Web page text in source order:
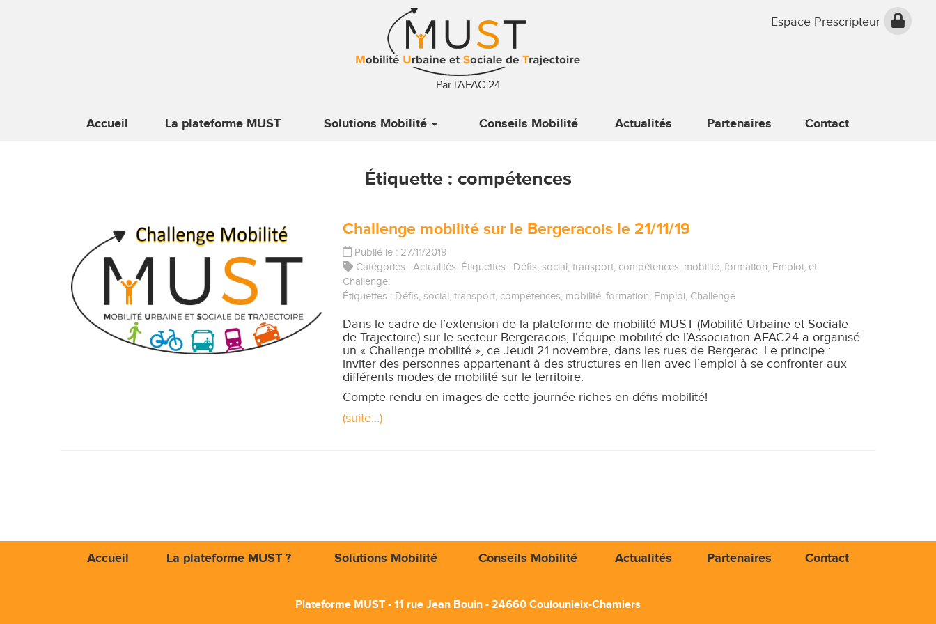
Par l'AFAC 24
Espace Prescripteur
Accueil La plateforme MUST Solutions Mobilité Conseils Mobilité Actualités Partenaires Contact
Étiquette : compétences
Challenge mobilité sur le Bergeracois le 21/11/19
Publié le : 27/11/2019
Catégories : Actualités. Étiquettes : Défis, social, transport, compétences, mobilité, formation, Emploi, et
Challenge.
Étiquettes : Défis, social, transport, compétences, mobilité, formation, Emploi, Challenge
Dans le cadre de l’extension de la plateforme de mobilité MUST (Mobilité Urbaine et Sociale
de Trajectoire) sur le secteur Bergeracois, l’équipe mobilité de l’Association AFAC24 a organisé
un « Challenge mobilité », ce Jeudi 21 novembre, dans les rues de Bergerac. Le principe :
inviter des personnes appartenant à des structures en lien avec l’emploi à se confronter aux
différents modes de mobilité sur le territoire.
Compte rendu en images de cette journée riches en défis mobilité!
(suite…)
Accueil La plateforme MUST ? Solutions Mobilité Conseils Mobilité Actualités Partenaires Contact
Plateforme MUST - 11 rue Jean Bouin - 24660 Coulounieix-Chamiers